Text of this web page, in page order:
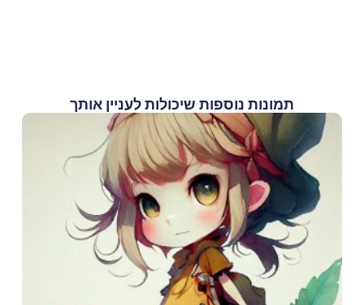
תמונות נוספות שיכולות לעניין אותך